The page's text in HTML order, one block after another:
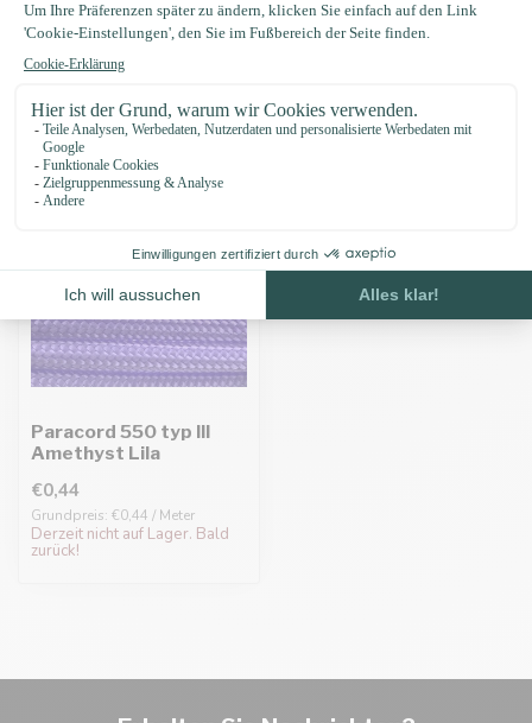
Zuletzt angesehen
Paracord 550 typ III
Amethyst Lila
€0,44
Grundpreis: €0,44 / Meter
Derzeit nicht auf Lager. Bald
zurück!